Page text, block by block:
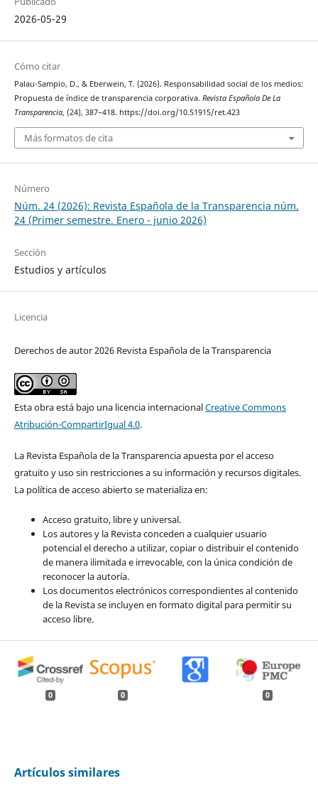
2026-05-29
Cómo citar
Palau-Sampio, D., & Eberwein, T. (2026). Responsabilidad social de los medios:
Propuesta de índice de transparencia corporativa. Revista Española De La
Transparencia, (24), 387–418. https://doi.org/10.51915/ret.423
Más formatos de cita
Número
Núm. 24 (2026): Revista Española de la Transparencia núm.
24 (Primer semestre. Enero - junio 2026)
Sección
Estudios y artículos
Licencia
Derechos de autor 2026 Revista Española de la Transparencia
Esta obra está bajo una licencia internacionalCreative Commons
Atribución-CompartirIgual 4.0.
La Revista Española de la Transparencia apuesta por el acceso
gratuito y uso sin restricciones a su información y recursos digitales.
La política de acceso abierto se materializa en:
Acceso gratuito, libre y universal.
Los autores y la Revista conceden a cualquier usuario
potencial el derecho a utilizar, copiar o distribuir el contenido
de manera ilimitada e irrevocable, con la única condición de
reconocer la autoría.
Los documentos electrónicos correspondientes al contenido
de la Revista se incluyen en formato digital para permitir su
acceso libre.
0 0 0
Artículos similares